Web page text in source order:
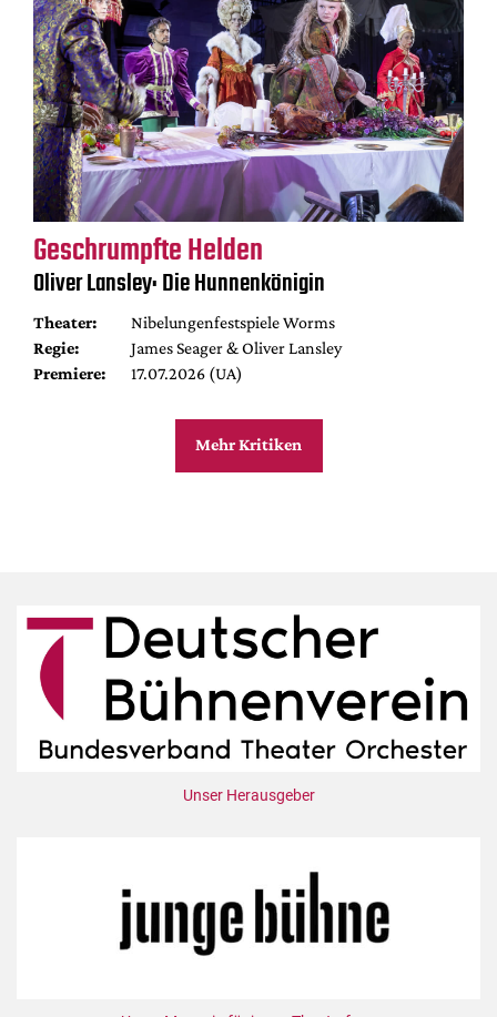
Geschrumpfte Helden
Oliver Lansley: Die Hunnenkönigin
Theater:
Nibelungenfestspiele Worms
Regie:
James Seager & Oliver Lansley
Premiere:
17.07.2026 (UA)
Mehr Kritiken
Unser Herausgeber